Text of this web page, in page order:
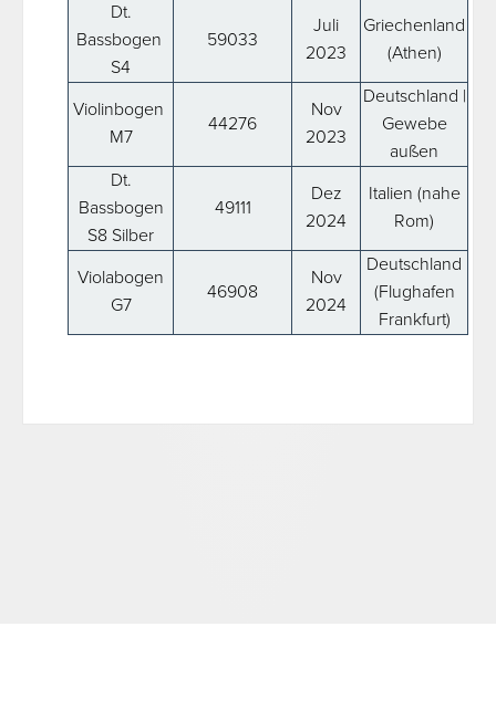
Dt.
Bassbogen
S4
59033
Juli
2023
Griechenland
(Athen)
Violinbogen
M7
44276
Nov
2023
Deutschland |
Gewebe
außen
Dt.
Bassbogen
S8 Silber
49111
Dez
2024
Italien (nahe
Rom)
Violabogen
G7
46908
Nov
2024
Deutschland
(Flughafen
Frankfurt)